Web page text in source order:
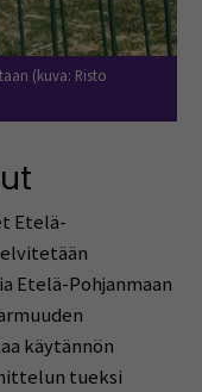
(kuva: Risto
Etelä-
Etelä-Pohjanmaan
käytännön
tueksi